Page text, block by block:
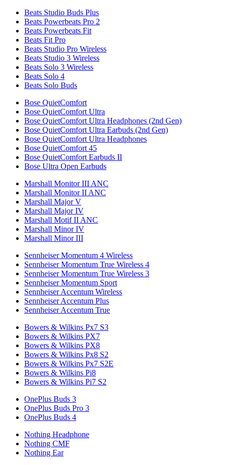
Beats Studio Buds Plus
Beats Powerbeats Pro 2
Beats Powerbeats Fit
Beats Fit Pro
Beats Studio Pro Wireless
Beats Studio 3 Wireless
Beats Solo 3 Wireless
Beats Solo 4
Beats Solo Buds
Bose QuietComfort
Bose QuietComfort Ultra
Bose QuietComfort Ultra Headphones (2nd Gen)
Bose QuietComfort Ultra Earbuds (2nd Gen)
Bose QuietComfort Ultra Headphones
Bose QuietComfort 45
Bose QuietComfort Earbuds II
Bose Ultra Open Earbuds
Marshall Monitor III ANC
Marshall Monitor II ANC
Marshall Major V
Marshall Major IV
Marshall Motif II ANC
Marshall Minor IV
Marshall Minor III
Sennheiser Momentum 4 Wireless
Sennheiser Momentum True Wireless 4
Sennheiser Momentum True Wireless 3
Sennheiser Momentum Sport
Sennheiser Accentum Wireless
Sennheiser Accentum Plus
Sennheiser Accentum True
Bowers & Wilkins Px7 S3
Bowers & Wilkins PX7
Bowers & Wilkins PX8
Bowers & Wilkins Px8 S2
Bowers & Wilkins Px7 S2E
Bowers & Wilkins Pi8
Bowers & Wilkins Pi7 S2
OnePlus Buds 3
OnePlus Buds Pro 3
OnePlus Buds 4
Nothing Headphone
Nothing CMF
Nothing Ear